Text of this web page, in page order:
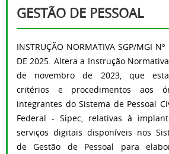
GESTÃO DE PESSOAL
INSTRUÇÃO NORMATIVA SGP/MGI
DE 2025. Altera a Instrução
de novembro de 2023, que
critérios e procedimentos aos
integrantes do Sistema de Pessoal
Federal - Sipec, relativas à
serviços digitais disponíveis nos
de Gestão de Pessoal para